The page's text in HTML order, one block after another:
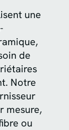
une
de
Notre
mesure,
ou